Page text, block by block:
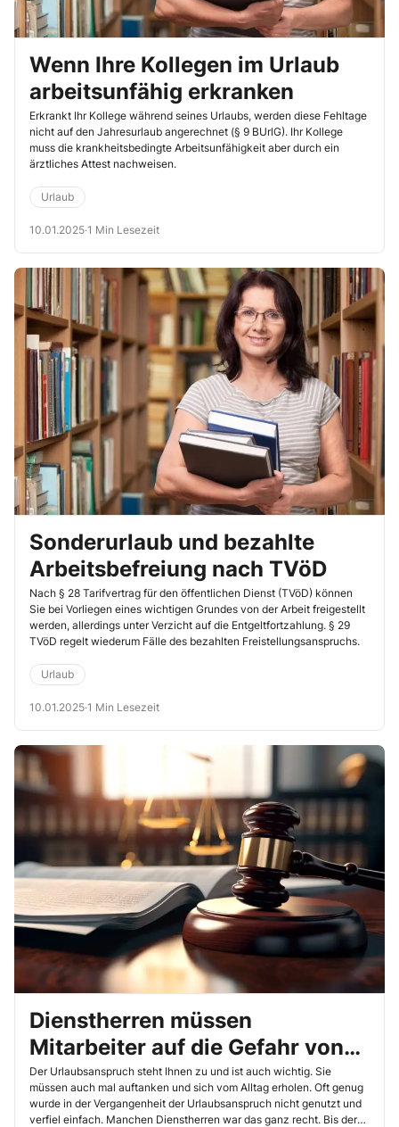
Wenn Ihre Kollegen im Urlaub
arbeitsunfähig erkranken
Erkrankt Ihr Kollege während seines Urlaubs, werden diese Fehltage
nicht auf den Jahresurlaub angerechnet (§ 9 BUrlG). Ihr Kollege
muss die krankheitsbedingte Arbeitsunfähigkeit aber durch ein
ärztliches Attest nachweisen.
Urlaub
10.01.2025·1 Min Lesezeit
Sonderurlaub und bezahlte
Arbeitsbefreiung nach TVöD
Nach § 28 Tarifvertrag für den öffentlichen Dienst (TVöD) können
Sie bei Vorliegen eines wichtigen Grundes von der Arbeit freigestellt
werden, allerdings unter Verzicht auf die Entgeltfortzahlung. § 29
TVöD regelt wiederum Fälle des bezahlten Freistellungsanspruchs.
Urlaub
10.01.2025·1 Min Lesezeit
Dienstherren müssen
Mitarbeiter auf die Gefahr von
Urlaubsverfall hinweisen
Der Urlaubsanspruch steht Ihnen zu und ist auch wichtig. Sie
müssen auch mal auftanken und sich vom Alltag erholen. Oft genug
wurde in der Vergangenheit der Urlaubsanspruch nicht genutzt und
verfiel einfach. Manchen Dienstherren war das ganz recht. Bis der